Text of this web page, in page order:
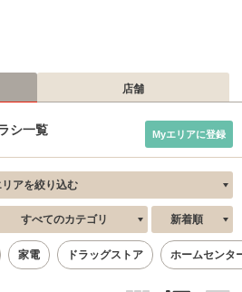
店舗
シ一覧 Myエリアに登録
リアを絞り込む
すべてのカテゴリ 新着順
家電 ドラッグストア ホームセンタ